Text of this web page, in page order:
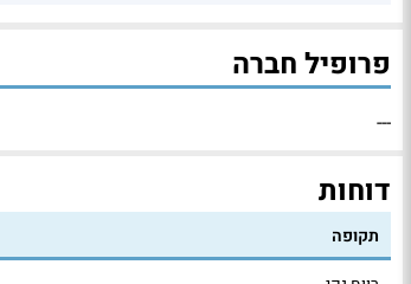
פרופיל חברה
---
דוחות
תקופה